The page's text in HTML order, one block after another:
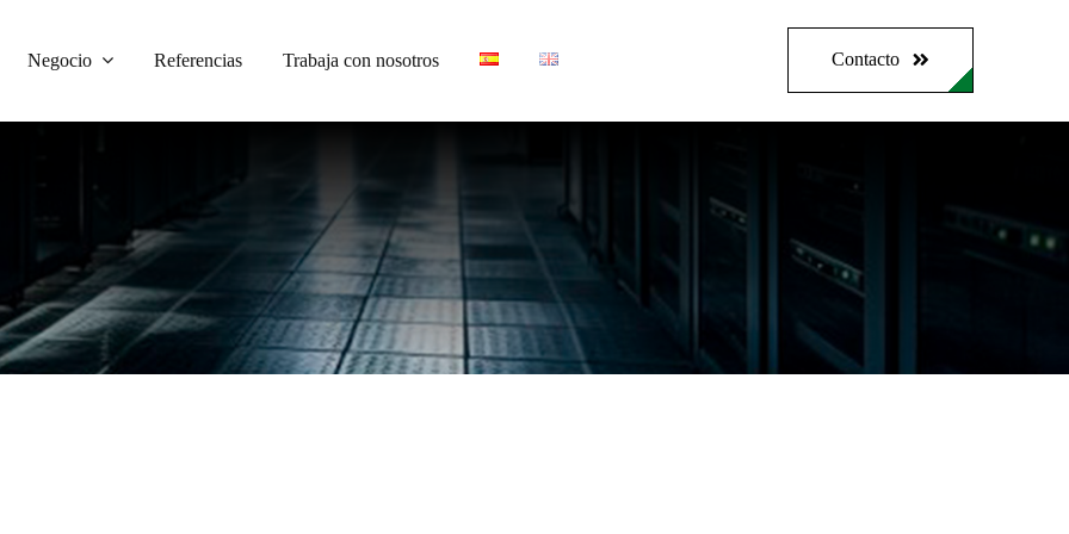
Negocio Referencias Trabaja con nosotros Contacto